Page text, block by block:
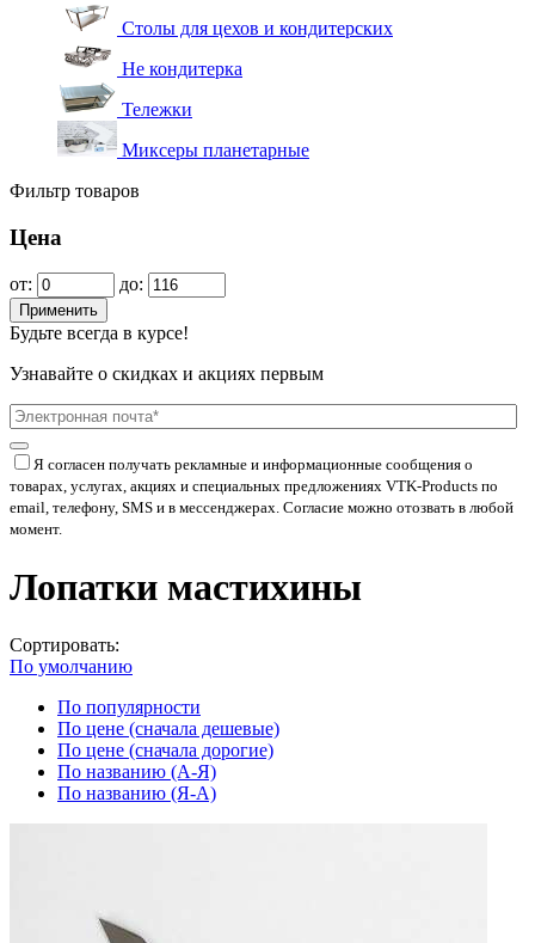
Столы для цехов и кондитерских
Не кондитерка
Тележки
Миксеры планетарные
Фильтр товаров
Цена
от: до:
Применить
Будьте всегда в курсе!
Узнавайте о скидках и акциях первым
Я согласен получать рекламные и информационные сообщения о
товарах, услугах, акциях и специальных предложениях VTK-Products по
email, телефону, SMS и в мессенджерах. Согласие можно отозвать в любой
момент.
Лопатки мастихины
Сортировать:
По умолчанию
По популярности
По цене (сначала дешевые)
По цене (сначала дорогие)
По названию (А-Я)
По названию (Я-А)